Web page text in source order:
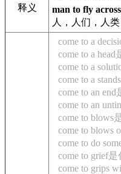
释义
man to fly
人，人们，人
come to a
come to a
come to a
come to a
come to an
come to an
come to blows
come to blows
come to do
come to grief
come to grips